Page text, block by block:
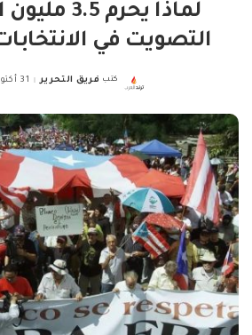
لماذا يحرم
التصويت في
Posted
كتب فريق التحرير 31 أكتوبر، 2024